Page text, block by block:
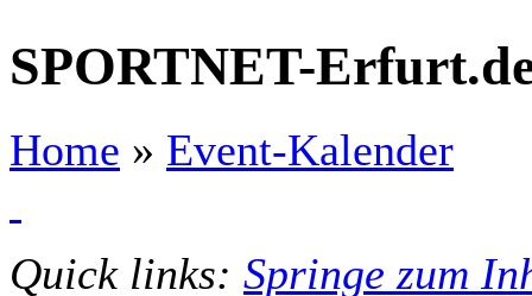
SPORTNET-
Home » Event-Kalender
Quick links: Springe zum